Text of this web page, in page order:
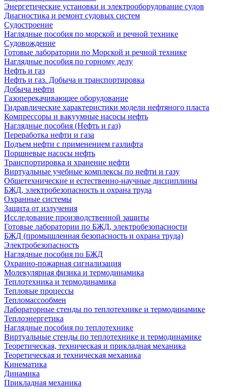
Энергетические установки и электрооборудование судов
Диагностика и ремонт судовых систем
Судостроение
Наглядные пособия по морской и речной технике
Судовождение
Готовые лаборатории по Морской и речной технике
Наглядные пособия по горному делу
Нефть и газ
Нефть и газ. Добыча и транспортировка
Добыча нефти
Газоперекачивающее оборудование
Гидравлические характеристики модели нефтяного пласта
Компрессоры и вакуумные насосы нефть
Наглядные пособия (Нефть и газ)
Переработка нефти и газа
Подъем нефти с применением газлифта
Поршневые насосы нефть
Транспортировка и хранение нефти
Виртуальные учебные комплексы по нефти и газу
Общетехнические и естественно-научные дисциплины
БЖД, электробезопасность и охрана труда
Охранные системы
Защита от излучения
Исследование производственной защиты
Готовые лаборатории по БЖД, электробезопасности
БЖД (промышленная безопасность и охрана труда)
Электробезопасность
Наглядные пособия по БЖД
Охранно-пожарная сигнализация
Молекулярная физика и термодинамика
Теплотехника и термодинамика
Тепловые процессы
Тепломассообмен
Лабораторные стенды по теплотехнике и термодинамике
Теплоэнергетика
Наглядные пособия по теплотехнике
Виртуальные стенды по теплотехнике и термодинамике
Теоретическая, техническая и прикладная механика
Теоретическая и техническая механика
Кинематика
Динамика
Прикладная механика